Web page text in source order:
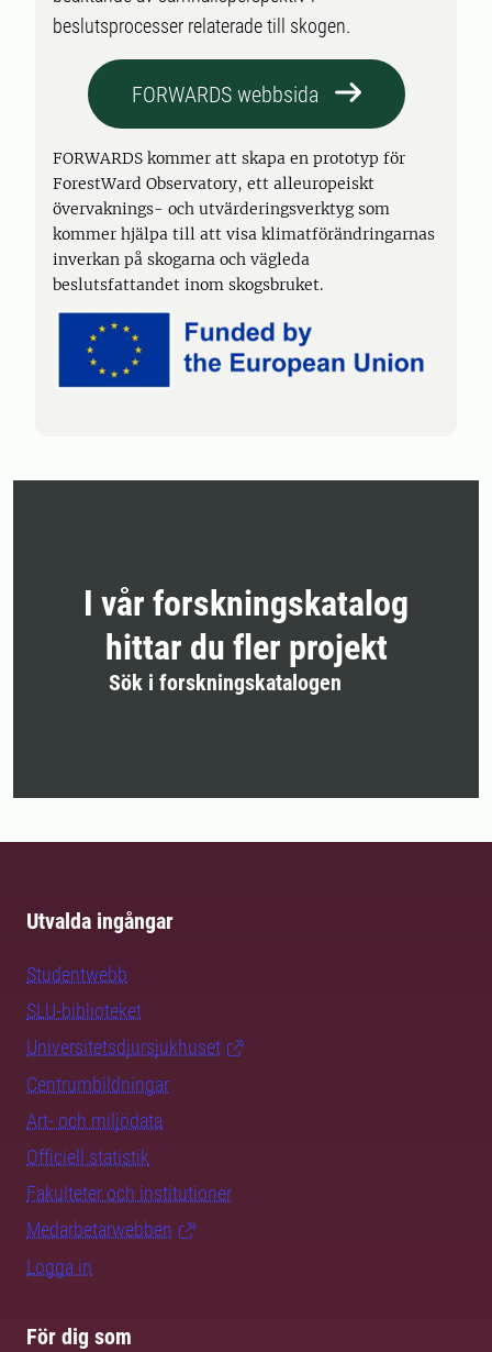
beslutsprocesser relaterade till skogen.
FORWARDS webbsida
FORWARDS kommer att skapa en prototyp för
ForestWard Observatory, ett alleuropeiskt
övervaknings- och utvärderingsverktyg som
kommer hjälpa till att visa klimatförändringarnas
inverkan på skogarna och vägleda
beslutsfattandet inom skogsbruket.
I vår forskningskatalog
hittar du fler projekt
Sök i forskningskatalogen
Utvalda ingångar
Studentwebb
SLU-biblioteket
Universitetsdjursjukhuset
Centrumbildningar
Art- och miljödata
Officiell statistik
Fakulteter och institutioner
Medarbetarwebben
Logga in
För dig som